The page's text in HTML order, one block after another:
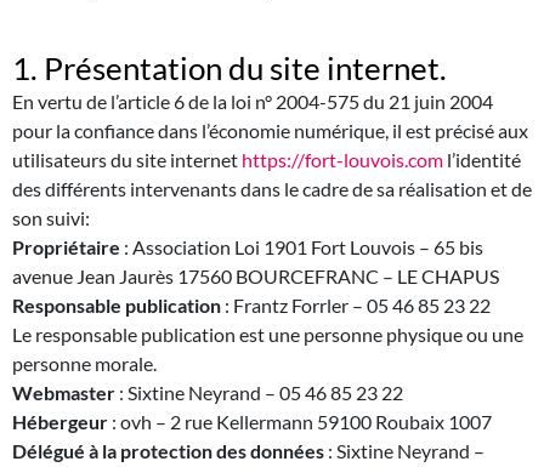
1. Présentation du site internet.
En vertu de l’article 6 de la loi n° 2004-575 du 21 juin 2004
pour la confiance dans l’économie numérique, il est précisé aux
utilisateurs du site internet https://fort-louvois.com l’identité
des différents intervenants dans le cadre de sa réalisation et de
son suivi:
Propriétaire : Association Loi 1901 Fort Louvois – 65 bis
avenue Jean Jaurès 17560 BOURCEFRANC – LE CHAPUS
Responsable publication : Frantz Forrler – 05 46 85 23 22
Le responsable publication est une personne physique ou une
personne morale.
Webmaster : Sixtine Neyrand – 05 46 85 23 22
Hébergeur : ovh – 2 rue Kellermann 59100 Roubaix 1007
Délégué à la protection des données : Sixtine Neyrand –